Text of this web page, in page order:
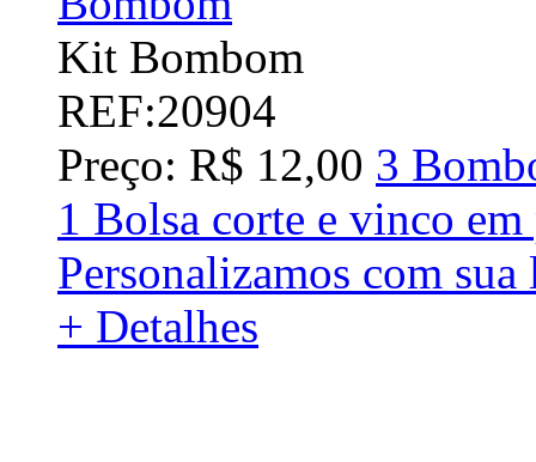
Kit Bombom
REF:20904
Preço: R$ 12,00 3
1 Bolsa corte e vinco
Personalizamos com
+ Detalhes